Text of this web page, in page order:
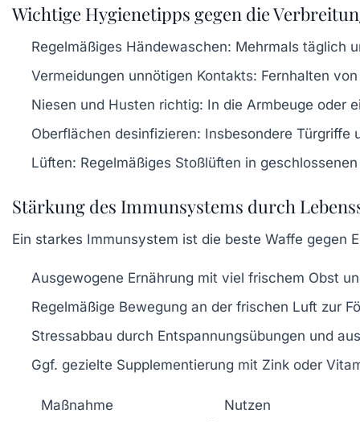
Wichtige Hygienetipps gegen die
Regelmäßiges Händewaschen: Mehrmals täglich
Vermeidungen unnötigen Kontakts: Fernhalten
Niesen und Husten richtig: In die Armbeuge oder
Oberflächen desinfizieren: Insbesondere Türgriffe
Lüften: Regelmäßiges Stoßlüften in
Stärkung des Immunsystems durch
Ein starkes Immunsystem ist die beste Waffe gegen
Ausgewogene Ernährung mit viel frischem Obst
Regelmäßige Bewegung an der frischen Luft zur
Stressabbau durch Entspannungsübungen und
Ggf. gezielte Supplementierung mit Zink oder
Maßnahme
Nutzen